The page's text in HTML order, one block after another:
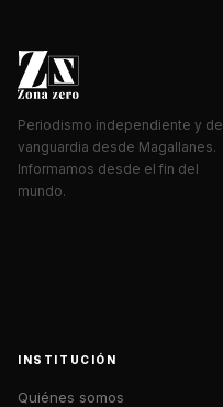
Periodismo independiente y de
vanguardia desde Magallanes.
Informamos desde el fin del
mundo.
INSTITUCIÓN
Quiénes somos